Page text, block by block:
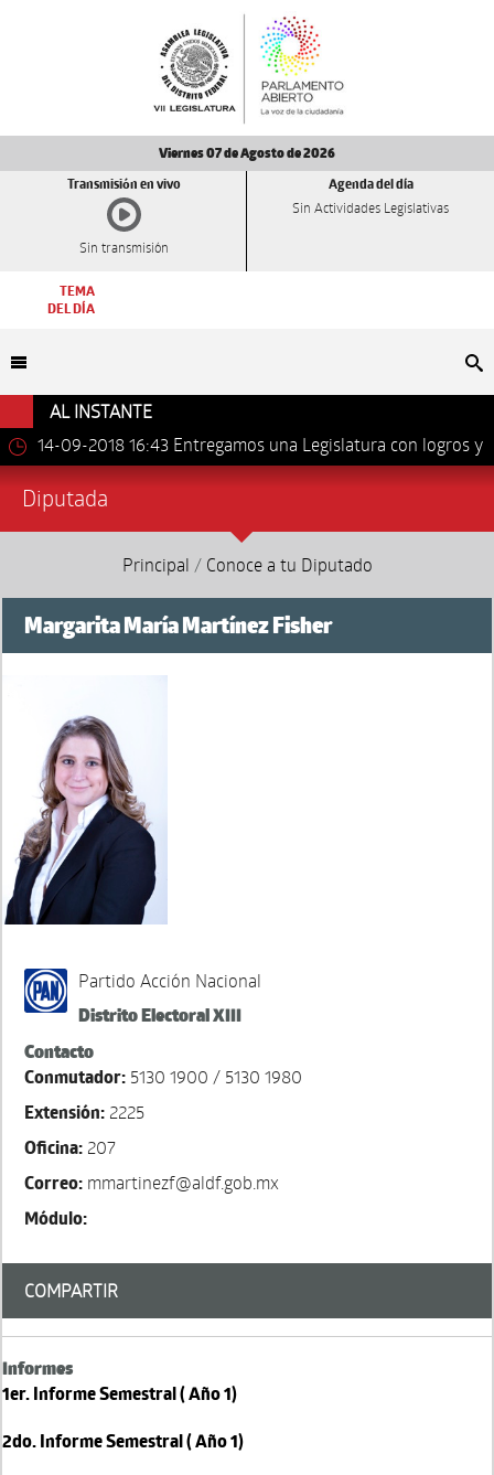
Viernes 07 de Agosto de 2026
Transmisión en vivo
Sin transmisión
Agenda del día
Sin Actividades Legislativas
TEMA
DEL DÍA
AL INSTANTE
14-09-2018 16:43 Entregamos una Legislatura con logros y
avances importantes: Dip. Leonel Luna Estrada.
Diputada
Principal / Conoce a tu Diputado
Margarita María Martínez Fisher
Partido Acción Nacional
Distrito Electoral XIII
Contacto
Conmutador: 5130 1900 / 5130 1980
Extensión: 2225
Oficina: 207
Correo: mmartinezf@aldf.gob.mx
Módulo:
COMPARTIR
Informes
1er. Informe Semestral ( Año 1)
2do. Informe Semestral ( Año 1)